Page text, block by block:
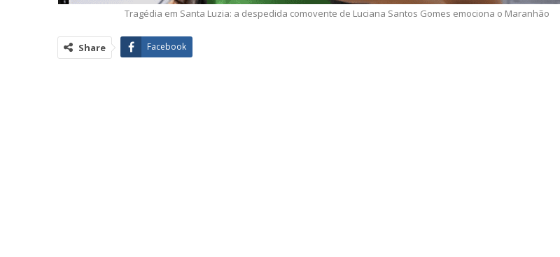
Tragédia em Santa Luzia: a despedida comovente de Luciana Santos Gomes emociona o Maranhão
Share Facebook